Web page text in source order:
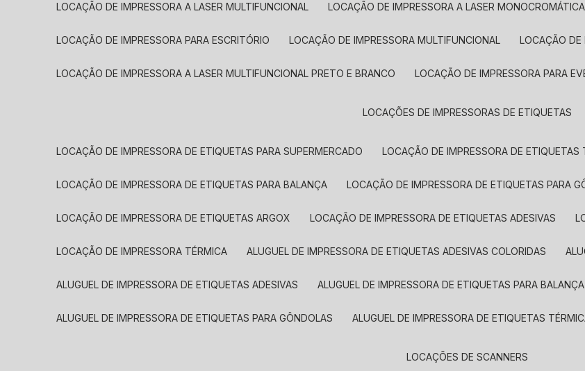
LOCAÇÃO DE IMPRESSORA A LASER MULTIFUNCIONAL LOCAÇÃO DE IMPRESSORA A LASER MONOCROMÁTICA
LOCAÇÃO DE IMPRESSORA PARA ESCRITÓRIO LOCAÇÃO DE IMPRESSORA MULTIFUNCIONAL LOCAÇÃO
LOCAÇÃO DE IMPRESSORA A LASER MULTIFUNCIONAL PRETO E BRANCO LOCAÇÃO DE IMPRESSORA PARA
LOCAÇÕES DE IMPRESSORAS DE ETIQUETAS
LOCAÇÃO DE IMPRESSORA DE ETIQUETAS PARA SUPERMERCADO LOCAÇÃO DE IMPRESSORA DE ETIQUETAS
LOCAÇÃO DE IMPRESSORA DE ETIQUETAS PARA BALANÇA LOCAÇÃO DE IMPRESSORA DE ETIQUETAS PARA
LOCAÇÃO DE IMPRESSORA DE ETIQUETAS ARGOX LOCAÇÃO DE IMPRESSORA DE ETIQUETAS ADESIVAS
LOCAÇÃO DE IMPRESSORA TÉRMICA ALUGUEL DE IMPRESSORA DE ETIQUETAS ADESIVAS COLORIDAS
ALUGUEL DE IMPRESSORA DE ETIQUETAS ADESIVAS ALUGUEL DE IMPRESSORA DE ETIQUETAS PARA BALANÇA
ALUGUEL DE IMPRESSORA DE ETIQUETAS PARA GÔNDOLAS ALUGUEL DE IMPRESSORA DE ETIQUETAS
LOCAÇÕES DE SCANNERS